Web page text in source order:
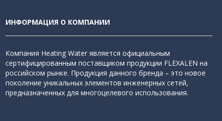
ИНФОРМАЦИЯ О КОМПАНИИ
Компания Heating Water является официальным
сертифицированным поставщиком продукции FLEXALEN на
российском рынке. Продукция данного бренда – это новое
поколение уникальных элементов инженерных сетей,
предназначенных для многоцелевого использования.